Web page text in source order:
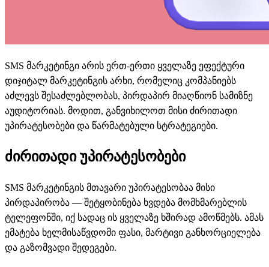
SMS მარკეტინგი არის ერთ-ერთი ყველაზე ეფექტური
დიჯიტალ მარკეტინგის არხი, რომელიც კომპანიებს
აძლევს შესაძლებლობას, პირდაპირ მიაღწიონ სამიზნე
აუდიტორიას. მოდით, განვიხილოთ მისი ძირითადი
უპირატესობები და წარმატებული სტრატეგიები.
ძირითადი უპირატესობები
SMS მარკეტინგის მთავარი უპირატესობაა მისი
პირდაპირობა — შეტყობინება ხვდება მომხმარებლის
ტელეფონში, იქ სადაც ის ყველაზე ხშირად ამოწმებს. ამას
ემატება ხელმისაწვდომი ფასი, მარტივი განხორციელება
და გაზომვადი შედეგები.